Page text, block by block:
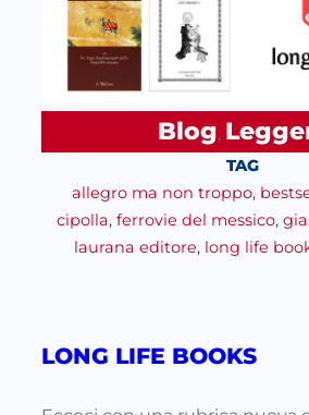
Blog,
TAG
allegro ma non troppo,
cipolla, ferrovie del messico,
laurana editore, long life
LONG LIFE BOOKS